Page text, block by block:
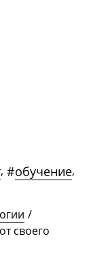
, #обучение,
/
своего